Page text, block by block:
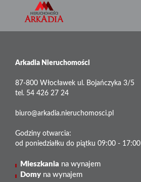
Arkadia Nieruchomości
87-800 Włocławek ul. Bojańczyka 3/5
tel. 54 426 27 24
biuro@arkadia.nieruchomosci.pl
Godziny otwarcia:
od poniedziałku do piątku 09:00 - 17:00
Mieszkania na wynajem
Domy na wynajem